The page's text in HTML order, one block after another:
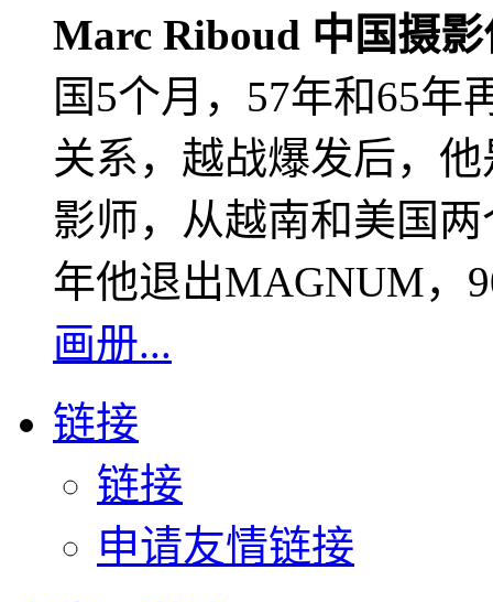
Marc Riboud 中国摄
国5个月，57年和65年
关系，越战爆发后，
影师，从越南和美国
年他退出MAGNUM，
画册...
链接
链接
申请友情链接